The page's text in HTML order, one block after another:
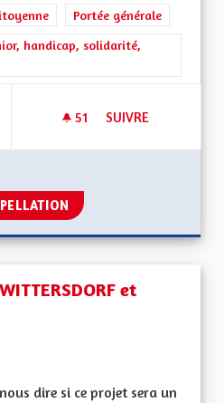
Portée générale
handicap, solidarité,
51 51 ABONNÉS
SUIVRE
et
dire si ce projet sera un